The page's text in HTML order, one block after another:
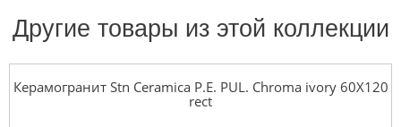
Другие товары из этой коллекции
Керамогранит Stn Ceramica P.E. PUL. Chroma ivory 60X120
rect